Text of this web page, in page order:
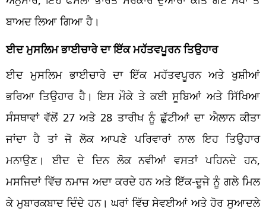
ਬਾਅਦ ਲਿਆ ਗਿਆ ਹੈ।
ਈਦ ਮੁਸਲਿਮ ਭਾਈਚਾਰੇ ਦਾ ਇੱਕ ਮਹੱਤਵਪੂਰਨ ਤਿਉਹਾਰ
ਈਦ ਮੁਸਲਿਮ ਭਾਈਚਾਰੇ ਦਾ ਇੱਕ ਮਹੱਤਵਪੂਰਨ ਅਤੇ ਖੁਸ਼ੀਆਂ
ਭਰਿਆ ਤਿਉਹਾਰ ਹੈ। ਇਸ ਮੌਕੇ ਤੇ ਕਈ ਸੂਬਿਆਂ ਅਤੇ ਸਿੱਖਿਆ
ਸੰਸਥਾਵਾਂ ਵੱਲੋਂ 27 ਅਤੇ 28 ਤਾਰੀਖ ਨੂੰ ਛੁੱਟੀਆਂ ਦਾ ਐਲਾਨ ਕੀਤਾ
ਜਾਂਦਾ ਹੈ ਤਾਂ ਜੋ ਲੋਕ ਆਪਣੇ ਪਰਿਵਾਰਾਂ ਨਾਲ ਇਹ ਤਿਉਹਾਰ
ਮਨਾਉਣ। ਈਦ ਦੇ ਦਿਨ ਲੋਕ ਨਵੀਆਂ ਵਸਤਾਂ ਪਹਿਨਦੇ ਹਨ,
ਮਸਜਿਦਾਂ ਵਿੱਚ ਨਮਾਜ ਅਦਾ ਕਰਦੇ ਹਨ ਅਤੇ ਇੱਕ-ਦੂਜੇ ਨੂੰ ਗਲੇ ਮਿਲ
ਕੇ ਮੁਬਾਰਕਬਾਦ ਦਿੰਦੇ ਹਨ। ਘਰਾਂ ਵਿੱਚ ਸੇਵਈਆਂ ਅਤੇ ਹੋਰ ਸੁਆਦਲੇ